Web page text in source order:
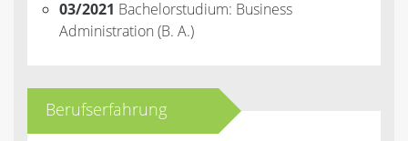
03/2021 Bachelorstudium: Business
Administration (B. A.)
Berufserfahrung